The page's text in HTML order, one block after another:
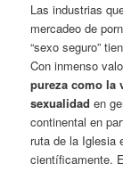
Las industrias
mercadeo de
“sexo seguro”
Con inmenso
pureza como la
sexualidad en
continental en
ruta de la Iglesia
científicamente.